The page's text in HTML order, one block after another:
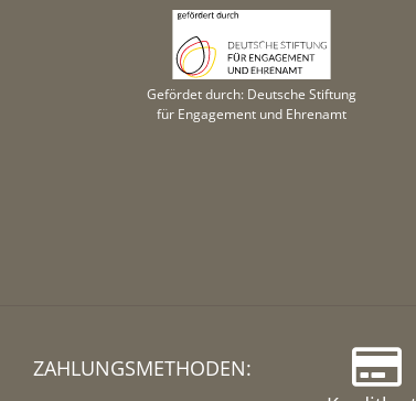
Gefördet durch: Deutsche Stiftung
für Engagement und Ehrenamt
ZAHLUNGSMETHODEN: